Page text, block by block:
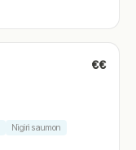
€€
Nigiri saumon